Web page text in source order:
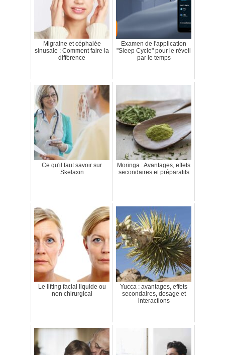
Migraine et céphalée
sinusale : Comment faire la
différence
Examen de l'application
"Sleep Cycle" pour le réveil
par le temps
Ce qu'il faut savoir sur
Skelaxin
Moringa : Avantages, effets
secondaires et préparatifs
Le lifting facial liquide ou
non chirurgical
Yucca : avantages, effets
secondaires, dosage et
interactions